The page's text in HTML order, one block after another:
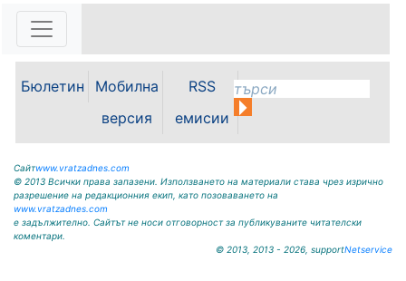
на територията на ОДМВР –
сочат данните на дирекцията. От
останалите случаи работата...
Бюлетин
Мобилна
версия
RSS
емисии
Сайтwww.vratzadnes.com
© 2013 Всички права запазени. Използването на материали става чрез изрично
разрешение на редакционния екип, като позоваването на
www.vratzadnes.com
е задължително. Сайтът не носи отговорност за публикуваните читателски
коментари.
© 2013, 2013 - 2026, supportNetservice